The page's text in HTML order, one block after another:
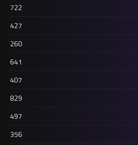
722
427
260
641
407
829
497
356